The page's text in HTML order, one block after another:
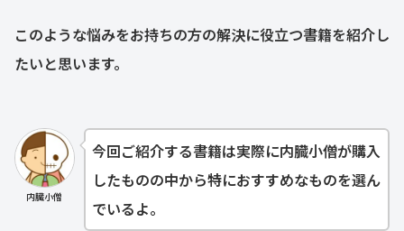
このような悩みをお持ちの方の解決に役立つ書籍を紹介し
たいと思います。
内臓小僧
今回ご紹介する書籍は実際に内臓小僧が購入
したものの中から特におすすめなものを選ん
でいるよ。